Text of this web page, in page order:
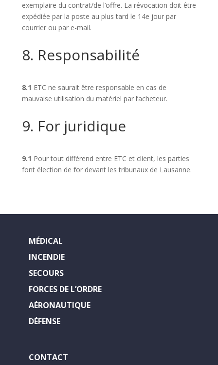
exemplaire du contrat/de l’offre. La révocation doit être
expédiée par la poste au plus tard le 14e jour par
courrier ou par e-mail.
8. Responsabilité
8.1 ETC ne saurait être responsable en cas de
mauvaise utilisation du matériel par l’acheteur.
9. For juridique
9.1 Pour tout différend entre ETC et client, les parties
font élection de for devant les tribunaux de Lausanne.
MÉDICAL
INCENDIE
SECOURS
FORCES DE L’ORDRE
AÉRONAUTIQUE
DÉFENSE
CONTACT